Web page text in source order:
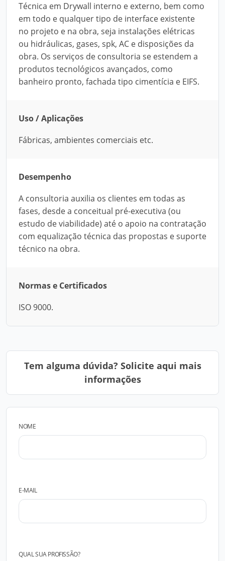
Técnica em Drywall interno e externo, bem como
em todo e qualquer tipo de interface existente
no projeto e na obra, seja instalações elétricas
ou hidráulicas, gases, spk, AC e disposições da
obra. Os serviços de consultoria se estendem a
produtos tecnológicos avançados, como
banheiro pronto, fachada tipo cimentícia e EIFS.
Uso / Aplicações
Fábricas, ambientes comerciais etc.
Desempenho
A consultoria auxilia os clientes em todas as
fases, desde a conceitual pré-executiva (ou
estudo de viabilidade) até o apoio na contratação
com equalização técnica das propostas e suporte
técnico na obra.
Normas e Certificados
ISO 9000.
Tem alguma dúvida? Solicite aqui mais
informações
NOME
E-MAIL
QUAL SUA PROFISSÃO?